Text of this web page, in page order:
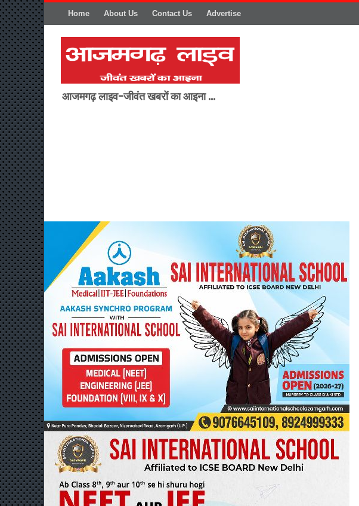
Home About Us Contact Us Advertise
आजमगढ़ लाइव-जीवंत खबरों का आइना ...